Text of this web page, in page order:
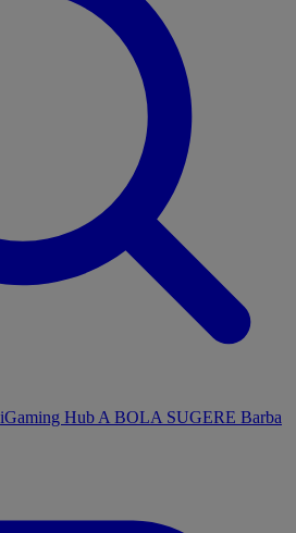
iGaming Hub A BOLA SUGERE Barba